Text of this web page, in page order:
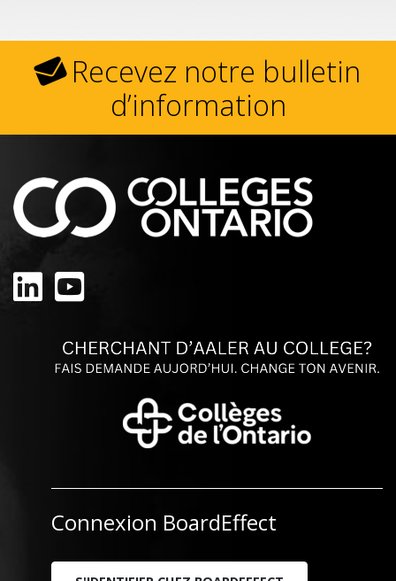
Recevez notre bulletin
d’information
Linkedin
Youtube
Connexion BoardEffect